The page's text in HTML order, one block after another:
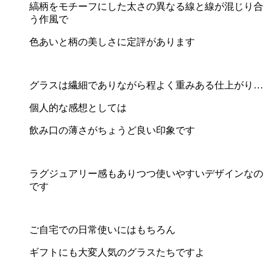
縞柄をモチーフにした太さの異なる線と線が混じり合
う作風で
色あいと柄の美しさに定評があります
グラスは繊細でありながら程よく重みある仕上がり…
個人的な感想としては
飲み口の薄さがちょうど良い印象です
ラグジュアリー感もありつつ使いやすいデザインなの
です
ご自宅での日常使いにはもちろん
ギフトにも大変人気のグラスたちですよ